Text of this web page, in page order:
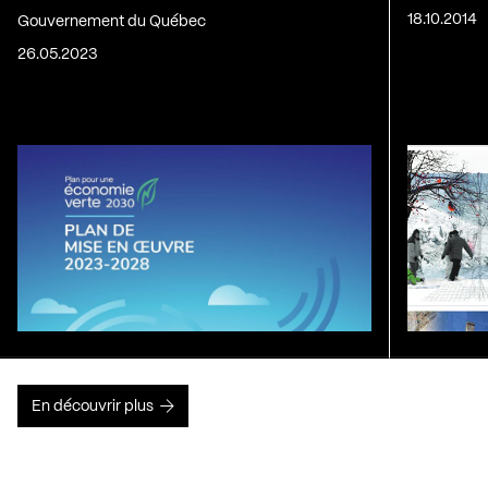
Gouvernement du Québec
26.05.2023
18.10.2014
En découvrir plus